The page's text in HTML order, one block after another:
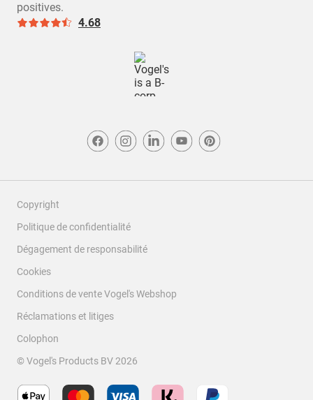
positives.
4.68
Copyright
Politique de confidentialité
Dégagement de responsabilité
Cookies
Conditions de vente Vogel's Webshop
Réclamations et litiges
Colophon
© Vogel's Products BV2026